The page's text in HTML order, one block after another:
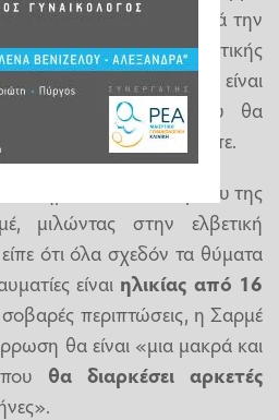
αυτούς ανάνηψαν
κατά την
σε μονάδες εντατικής
«Αυτή θα είναι
διαδικασία, που θα
ίσως και μήνες», είπε.
Νοσοκομείου της
μιλώντας στην ελβετική
ότι όλα σχεδόν τα θύματα
είναι ηλικίας από 16
σοβαρές περιπτώσεις, η Σαρμέ
θα είναι «μια μακρά και
θα διαρκέσει αρκετές